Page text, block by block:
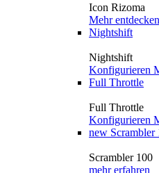
Icon Rizoma
Mehr entdecken
Nightshift
Nightshift
Konfigurieren
Full Throttle
Full Throttle
Konfigurieren
new Scrambler
Scrambler 100
mehr erfahren